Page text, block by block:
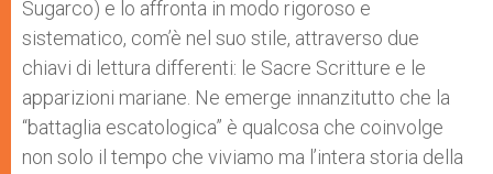
Sugarco) e lo affronta in modo rigoroso e
sistematico, com’è nel suo stile, attraverso due
chiavi di lettura differenti: le Sacre Scritture e le
apparizioni mariane. Ne emerge innanzitutto che la
“battaglia escatologica” è qualcosa che coinvolge
non solo il tempo che viviamo ma l’intera storia della